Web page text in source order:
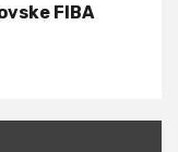
FIBA